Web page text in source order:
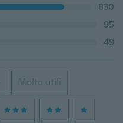
830
95
49
Molto utili